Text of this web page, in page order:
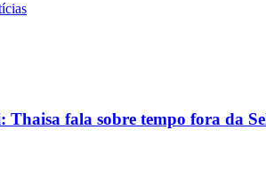
Thaisa fala sobre tempo fora da